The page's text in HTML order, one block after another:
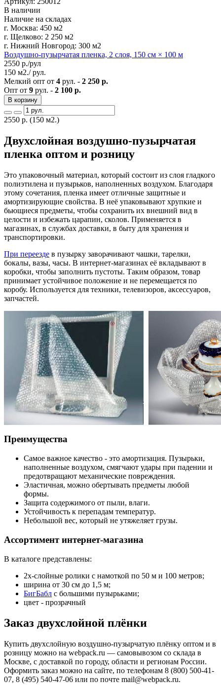
В наличии
Наличие на складах
г. Москва: 450 м2
г. Щелково: 2 250 м2
г. Нижний Новгород: 300 м2
Воздушно-пузырчатая пленка, 2 слоя, 150 см × 100 м
2550 р./рул
150 м2./ рул.
Мелкий опт от 4 рул. - 2 250 р.
Опт от 9 рул. - 2 100 р.
В корзину
2550 р. (150 м2.)
Двухслойная воздушно-пузырчатая
пленка оптом и розницу
Это упаковочный материал, который состоит из слоя гладкого
полиэтилена и пузырьков, наполненных воздухом. Благодаря
этому сочетания, пленка имеет отличные защитные и
амортизирующие свойства. В неё упаковывают хрупкие и
бьющиеся предметы, чтобы сохранить их внешний вид в
целости и избежать царапин, сколов. Применяется в
магазинах, в службах доставки, в быту для хранения и
транспортировки.
При переезде в пузырку заворачивают чашки, тарелки,
бокалы, вазы, часы. В интернет-магазинах её вкладывают в
коробки, чтобы заполнить пустоты. Таким образом, товар
принимает устойчивое положение и не перемещается по
коробу. Используется для техники, телевизоров, аксессуаров,
запчастей.
Преимущества
Самое важное качество - это амортизация. Пузырьки,
наполненные воздухом, смягчают удары при падении и
предотвращают механические повреждения.
Эластичная, можно обертывать предметы любой
формы.
Защита содержимого от пыли, влаги.
Устойчивость к перепадам температур.
Небольшой вес, который не утяжеляет грузы.
Ассортимент интернет-магазина
В каталоге представлены:
2х-слойные ролики с намоткой по 50 м и 100 метров;
ширина от 30 см до 1,5 м;
БигБабл с большими пузырьками;
цвет - прозрачный
Заказ двухслойной плёнки
Купить двухслойную воздушно-пузырчатую плёнку оптом и в
розницу можно на webpack.ru — самовывозом со склада в
Москве, с доставкой по городу, области и регионам России.
Оформить заказ можно на сайте, по телефонам 8 (800) 500-41-
07, 8 (495) 540-47-06 или по почте mail@webpack.ru.